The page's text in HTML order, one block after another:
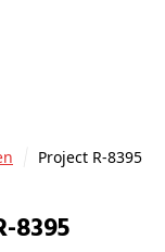
Project R-8395
8395